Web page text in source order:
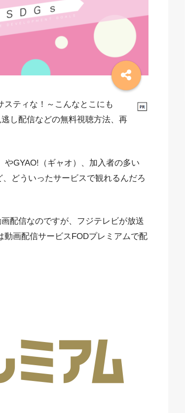
ティな！～こんなとこにも
し配信などの無料視聴方法、再
GYAO!（ギャオ）、加入者の多い
どういったサービスで観れるんだろ
配信なのですが、フジテレビが放送
画配信サービスFODプレミアムで配